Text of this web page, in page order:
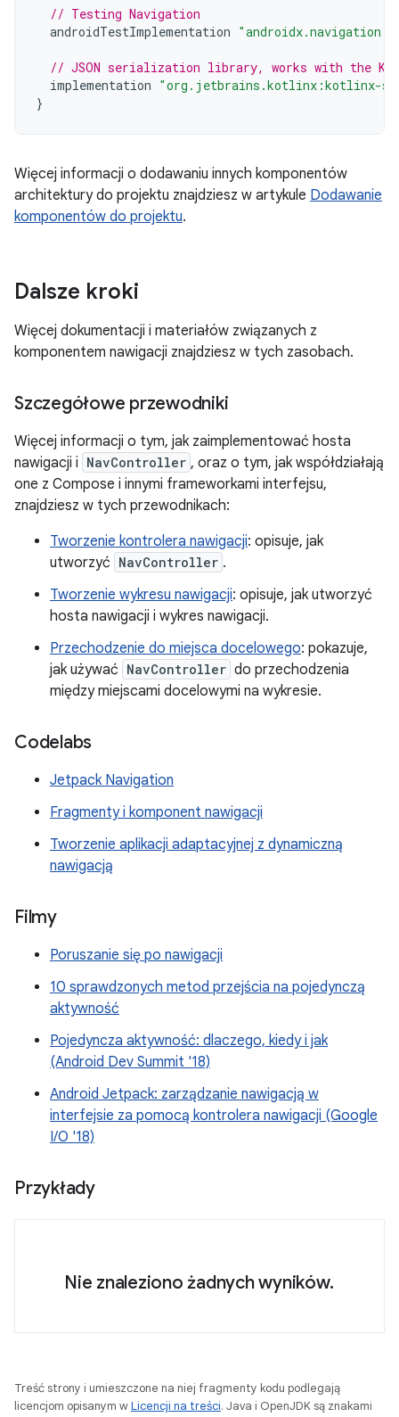
// Testing Navigation
androidTestImplementation
// JSON serialization library, works with the
implementation "org.jetbrains.kotlinx:kotlinx-
}
Więcej informacji o dodawaniu innych komponentów
architektury do projektu znajdziesz w artykule Dodawanie
komponentów do projektu.
Dalsze kroki
Więcej dokumentacji i materiałów związanych z
komponentem nawigacji znajdziesz w tych zasobach.
Szczegółowe przewodniki
Więcej informacji o tym, jak zaimplementować hosta
nawigacji i NavController , oraz o tym, jak współdziałają
one z Compose i innymi frameworkami interfejsu,
znajdziesz w tych przewodnikach:
Tworzenie kontrolera nawigacji: opisuje, jak
utworzyć NavController .
Tworzenie wykresu nawigacji: opisuje, jak utworzyć
hosta nawigacji i wykres nawigacji.
Przechodzenie do miejsca docelowego: pokazuje,
jak używać NavController do przechodzenia
między miejscami docelowymi na wykresie.
Codelabs
Jetpack Navigation
Fragmenty i komponent nawigacji
Tworzenie aplikacji adaptacyjnej z dynamiczną
nawigacją
Filmy
Poruszanie się po nawigacji
10 sprawdzonych metod przejścia na pojedynczą
aktywność
Pojedyncza aktywność: dlaczego, kiedy i jak
(Android Dev Summit '18)
Android Jetpack: zarządzanie nawigacją w
interfejsie za pomocą kontrolera nawigacji (Google
I/O '18)
Przykłady
Nie znaleziono żadnych wyników.
Treść strony i umieszczone na niej fragmenty kodu podlegają
licencjom opisanym wLicencji na treści. Java i OpenJDK są znakami